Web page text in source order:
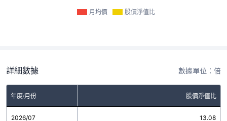
月均價 股價淨值比
詳細數據 數據單位：倍
年度/月份 股價淨值比
2026/07 13.08